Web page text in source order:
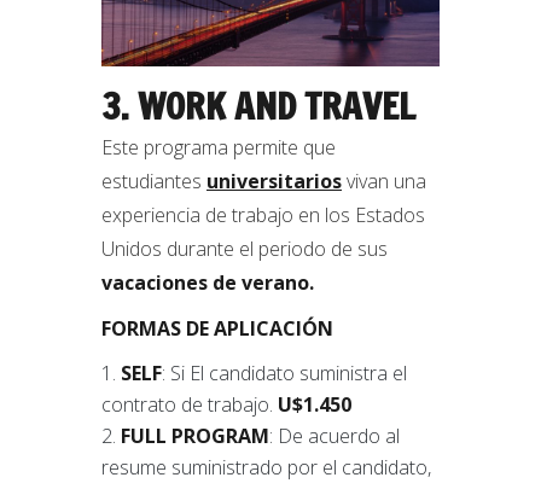
3. WORK AND TRAVEL
Este programa permite que
estudiantes universitariosvivan una
experiencia de trabajo en los Estados
Unidos durante el periodo de sus
vacaciones de verano.
FORMAS DE APLICACIÓN
SELF: Si El candidato suministra el
contrato de trabajo. U$1.450
FULL PROGRAM: De acuerdo al
resume suministrado por el candidato,